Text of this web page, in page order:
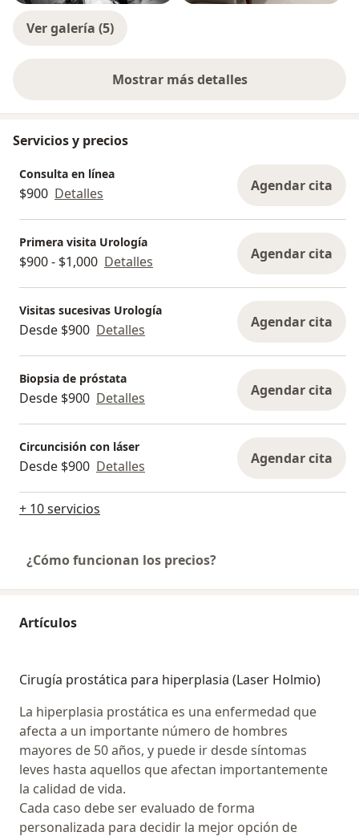
Ver galería (5)
Mostrar más detalles
sobre la experiencia
Servicios y precios
Consulta en línea
$900 Detalles Agendar cita
Primera visita Urología
$900 - $1,000 Detalles Agendar cita
Visitas sucesivas Urología
Desde $900 Detalles Agendar cita
Biopsia de próstata
Desde $900 Detalles Agendar cita
Circuncisión con láser
Desde $900 Detalles Agendar cita
+ 10 servicios
¿Cómo funcionan los precios?
Artículos
Cirugía prostática para hiperplasia (Laser Holmio)
La hiperplasia prostática es una enfermedad que
afecta a un importante número de hombres
mayores de 50 años, y puede ir desde síntomas
leves hasta aquellos que afectan importantemente
la calidad de vida.
Cada caso debe ser evaluado de forma
personalizada para decidir la mejor opción de